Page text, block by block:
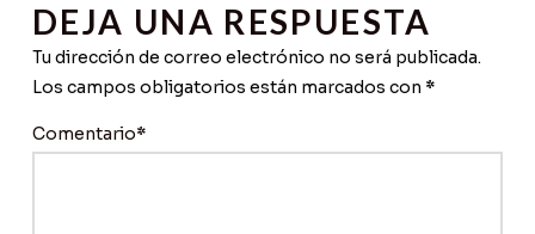
DEJA UNA RESPUESTA
Tu dirección de correo electrónico no será publicada.
Los campos obligatorios están marcados con *
Comentario*